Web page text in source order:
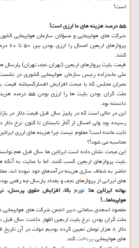
است!
۵۵ درصد هزینه های ما ارزی است!
شركت های هواپیمایی و مسؤلان سازمان هواپیمایی
كنند.
قیمت بلیت پروازهای اربعین (تهران نجف تهران) پارسال هم ۲.۲ میلیون تومان
علی عابدزاده رئیس سازمان هواپیمایی كشوری در
عمران مجلس كه با مبحث افزایش افسارگسیخته قیمت
علت گران بودن بلیت
دانسته بود.
ثابت مانده است! معلوم نیست چرا هزینه های ارزی
محاسبه می شود!؟
این مبحث نشان داده است ایرلاین ها سال قبل هم
بلیت پروازهای اربعین كسب كنند. اما با عنایت به
حاضر به شفاف سازی هزینه-درآمدهای خود نبوده اند،
های ایرانی از پروازهای نجف و بغداد پارسال چه رقمی
بهانه ایرلاین ها:تورم بالا، افزایش حقوق پرسنل،
هواپیماها...!
مقصود اسعدی سامانی دبیر انجمن شركت های هواپیمایی
علت گران بودن نرخ بلیت اربعین اظهار داشت: سال قبل
دلار ۸ هزار تومان تعیین كرده بودیم دولت در آن
های هواپیماییپرداختكند.